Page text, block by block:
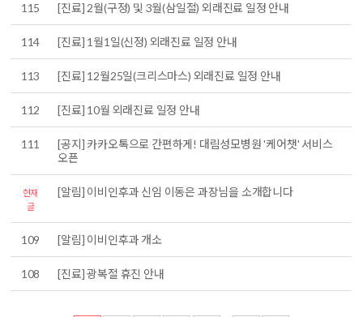
115 [진료] 2월(구정) 및 3월(삼일절) 외래진료 일정 안내
114 [진료] 1월1일(신정) 외래진료 일정 안내
113 [진료] 12월25일(크리스마스) 외래진료 일정 안내
112 [진료] 10월 외래진료 일정 안내
111
[공지] 카카오톡으로 간편하게! 대림성모병원 '케어챗' 서비스
오픈
현재
글
[알림] 이비인후과 신임 이동은 과장님을 소개합니다
109 [알림] 이비인후과 개소
108 [진료] 광복절 휴진 안내